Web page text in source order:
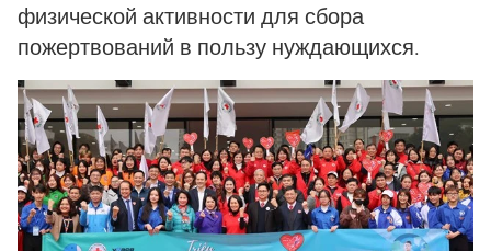
физической активности для сбора
пожертвований в пользу нуждающихся.